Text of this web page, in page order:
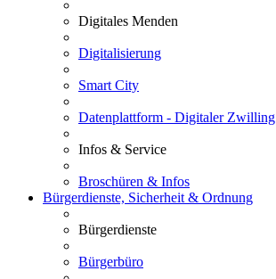
Digitales Menden
Digitalisierung
Smart City
Datenplattform - Digitaler Zwilling
Infos & Service
Broschüren & Infos
Bürgerdienste, Sicherheit & Ordnung
Bürgerdienste
Bürgerbüro